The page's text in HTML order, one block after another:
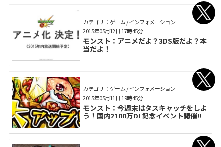
カテゴリ： ゲーム / インフォメーション
モンスト：アニメだよ？3DS版だよ？本
当だよ！
2015年05月12日 17時45分
カテゴリ： ゲーム / インフォメーション
モンスト：今週末はタスキャッチをしよ
う！国内2100万DL記念イベント開催!!
2015年05月11日 19時45分